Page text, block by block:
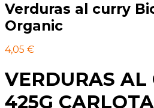
Verduras al curry
Organic
4,05 €
VERDURAS AL
425G